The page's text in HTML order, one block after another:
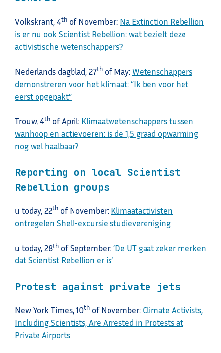
Volkskrant, 4th of November: Na Extinction Rebellion
is er nu ook Scientist Rebellion: wat bezielt deze
activistische wetenschappers?
Nederlands dagblad, 27th of May:Wetenschappers
demonstreren voor het klimaat: “Ik ben voor het
eerst opgepakt”
Trouw, 4th of April: Klimaatwetenschappers tussen
wanhoop en actievoeren: is de 1,5 graad opwarming
nog wel haalbaar?
Reporting on local Scientist
Rebellion groups
u today, 22th of November: Klimaatactivisten
ontregelen Shell-excursie studievereniging
u today, 28th of September:‘De UT gaat zeker merken
dat Scientist Rebellion er is’
Protest against private jets
New York Times, 10th of November: Climate Activists,
Including Scientists, Are Arrested in Protests at
Private Airports